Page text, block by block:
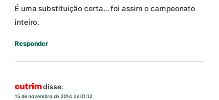
É uma substituição certa… foi assim o campeonato
inteiro.
Responder
cutrimdisse:
15 de novembro de 2014 às 01:12